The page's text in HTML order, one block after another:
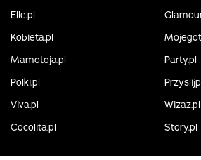
Elle.pl
Kobieta.pl
Mamotoja.pl
Party.pl
Polki.pl
Viva.pl
Wizaz.pl
Cocolita.pl
Story.pl